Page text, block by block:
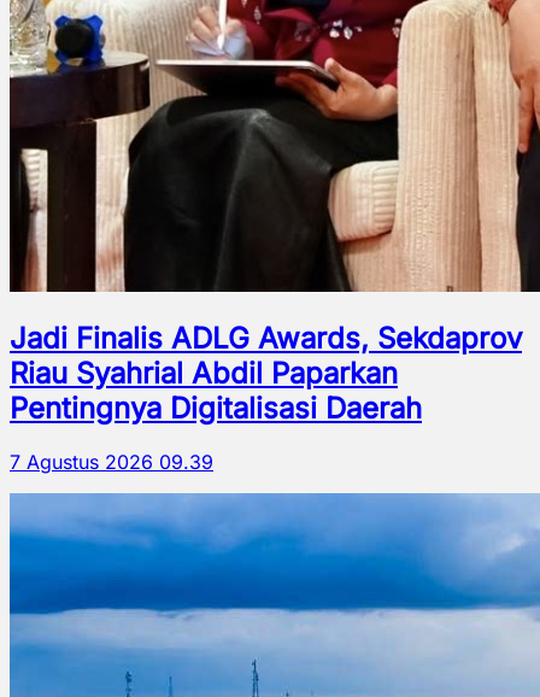
Jadi Finalis ADLG Awards, Sekdaprov
Riau Syahrial Abdil Paparkan
Pentingnya Digitalisasi Daerah
7 Agustus 2026 09.39